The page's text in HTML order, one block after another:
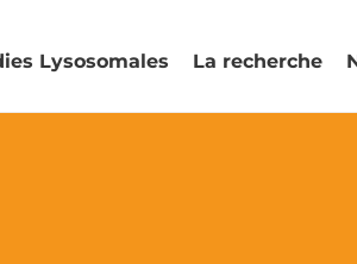
Lysosomales La recherche